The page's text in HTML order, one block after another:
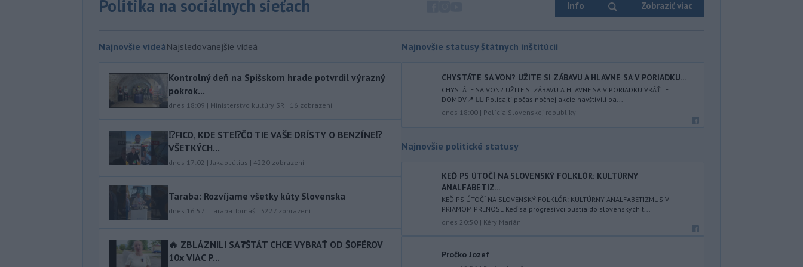
šesťmesačnej výpovednej lehoty.
vyvolali v hornatých oblastiach
Rakúska povodne a
varuje v piatokpred búrkami vo
východného Slovenska. Vydal preto
výstrahu prvého stupňa.
Ministerstvo vnútra (MV) SR
požiada Národný bezpečnostnýúrad
dodaných radarových zariadení, ktoré
sú v pilotnej prevádzke.
Politika na sociálnych sieťach Info Zobraziť viac
Najnovšie videáNajsledovanejšie videá
Kontrolný deň na Spišskom hrade potvrdil výrazný
pokrok...
dnes 18:09 | Ministerstvo kultúry SR | 16 zobrazení
⁉️FICO, KDE STE⁉️ČO TIE VAŠE DRÍSTY O BENZÍNE⁉️
VŠETKÝCH...
dnes 17:02 |Jakab Július | 4220 zobrazení
Taraba: Rozvíjame všetky kúty Slovenska
dnes 16:57 | Taraba Tomáš | 3227 zobrazení
🔥 ZBLÁZNILI SA❓️ŠTÁT CHCE VYBRAŤ OD ŠOFÉROV
10x VIAC P...
Najnovšie statusy štátnych inštitúcií
CHYSTÁTE SA VON? UŽITE SI ZÁBAVU A HLAVNE SA V PORIADKU...
CHYSTÁTE SA VON? UŽITE SI ZÁBAVU A HLAVNE SA V PORIADKU VRÁŤTE
DOMOV📍 👮‍♂️ Policajti počas nočnej akcie navštívili pa...
dnes 18:00 | Polícia Slovenskej republiky
Najnovšie politické statusy
KEĎ PS ÚTOČÍ NA SLOVENSKÝ FOLKLÓR: KULTÚRNY
ANALFABETIZ...
KEĎ PS ÚTOČÍ NA SLOVENSKÝ FOLKLÓR: KULTÚRNY ANALFABETIZMUS V
PRIAMOM PRENOSE Keď sa progresívci pustia do slovenských t...
dnes 20:50 | Kéry Marián
Pročko Jozef